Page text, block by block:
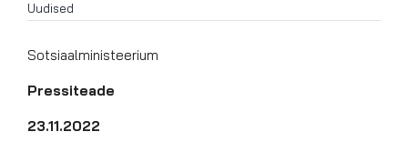
Uudised
Sotsiaalministeerium
Pressiteade
23.11.2022